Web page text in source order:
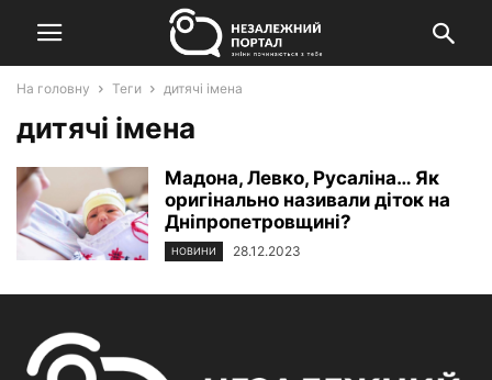
На головну Теги дитячі імена
дитячі імена
Мадона, Левко, Русаліна… Як
оригінально називали діток на
Дніпропетровщині?
НОВИНИ 28.12.2023